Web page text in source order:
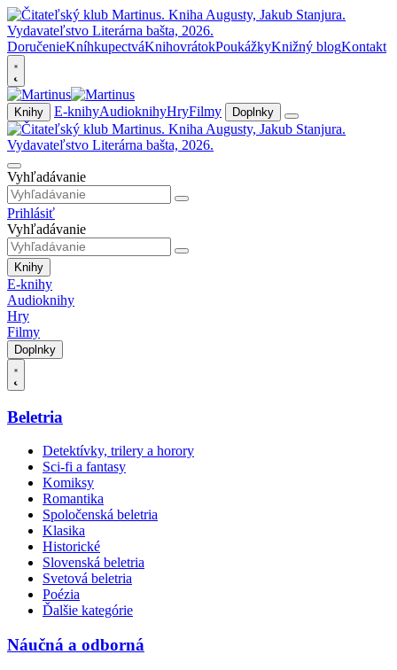
DoručenieKníhkupectváKnihovrátokPoukážkyKnižný blogKontakt
Knihy E-knihyAudioknihyHryFilmy Doplnky
Vyhľadávanie
Prihlásiť
Vyhľadávanie
Knihy
E-knihy
Audioknihy
Hry
Filmy
Doplnky
Beletria
Detektívky, trilery a horory
Sci-fi a fantasy
Komiksy
Romantika
Spoločenská beletria
Klasika
Historické
Slovenská beletria
Svetová beletria
Poézia
Ďalšie kategórie
Náučná a odborná